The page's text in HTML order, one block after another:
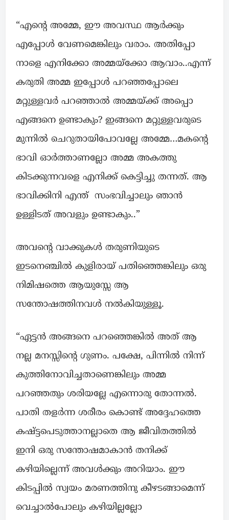
“എന്റെ അമ്മേ, ഈ അവസ്ഥ ആർക്കും
എപ്പോൾ വേണമെങ്കിലും വരാം. അതിപ്പോ
നാളെ എനിക്കോ അമ്മയ്ക്കോ ആവാം..എന്ന്
കരുതി അമ്മ ഇപ്പോൾ പറഞ്ഞപ്പോലെ
മറ്റുള്ളവർ പറഞ്ഞാൽ അമ്മയ്ക്ക് അപ്പൊ
എങ്ങനെ ഉണ്ടാകും? ഇങ്ങനെ മറ്റുള്ളവരുടെ
മുന്നിൽ ചെറുതായിപോവല്ലേ അമ്മേ…മകന്റെ
ഭാവി ഓർത്താണല്ലോ അമ്മ അകത്തു
കിടക്കുന്നവളെ എനിക്ക് കെട്ടിച്ചു തന്നത്. ആ
ഭാവിക്കിനി എന്ത് സംഭവിച്ചാലും ഞാൻ
ഉള്ളിടത് അവളും ഉണ്ടാകും..”
അവന്റെ വാക്കുകൾ തരുണിയുടെ
ഇടനെഞ്ചിൽ കുളിരായ് പതിഞ്ഞെങ്കിലും ഒരു
നിമിഷത്തെ ആയുസ്സേ ആ
സന്തോഷത്തിനവൾ നൽകിയുള്ളൂ.
“ഏട്ടൻ അങ്ങനെ പറഞ്ഞെങ്കിൽ അത് ആ
നല്ല മനസ്സിന്റെ ഗുണം. പക്ഷേ, പിന്നിൽ നിന്ന്
കുത്തിനോവിച്ചതാണെങ്കിലും അമ്മ
പറഞ്ഞതും ശരിയല്ലേ എന്നൊരു തോന്നൽ.
പാതി തളർന്ന ശരീരം കൊണ്ട് അദ്ദേഹത്തെ
കഷ്ട്ടപെടുത്താനല്ലാതെ ആ ജീവിതത്തിൽ
ഇനി ഒരു സന്തോഷമാകാൻ തനിക്ക്
കഴിയില്ലെന്ന് അവൾക്കും അറിയാം. ഈ
കിടപ്പിൽ സ്വയം മരണത്തിനു കീഴടങ്ങാമെന്ന്
വെച്ചാൽപോലും കഴിയില്ലല്ലോ